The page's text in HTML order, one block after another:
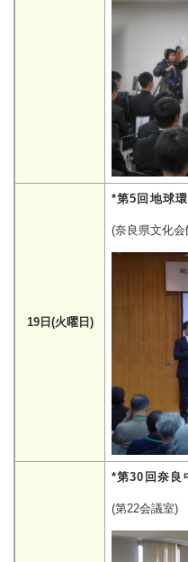
19日(火曜日)
*第5回地球
(奈良県文化会
*第30回奈良
(第22会議室)